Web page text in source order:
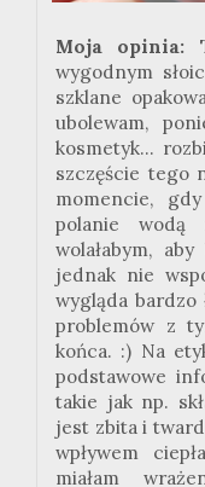
Moja opinia:
wygodnym
szklane
ubolewam,
kosmetyk...
szczęście tego
momencie,
polanie
wolałabym,
jednak nie
wygląda bardzo
problemów z
końca. :) Na
podstawowe
takie jak np.
jest zbita i
wpływem
miałam